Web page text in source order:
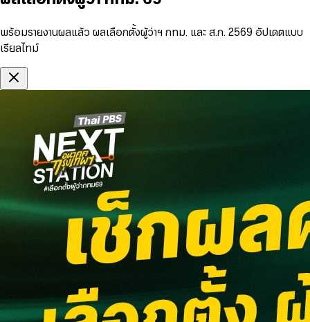
พร้อมรายงานผลแล้ว ผลเลือกตั้งผู้ว่าฯ กทม. และ ส.ก. 2569 อัปเดตแบบ
เรียลไทม์